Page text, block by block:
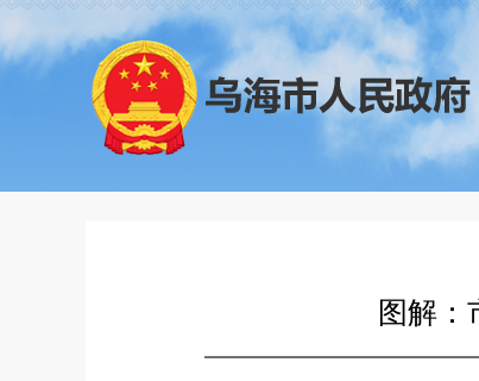
图解：